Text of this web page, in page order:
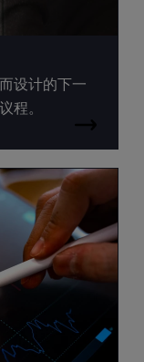
设计的下一
程。